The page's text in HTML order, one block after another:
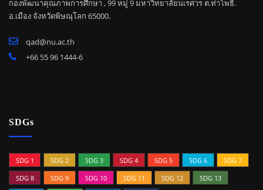
กองพัฒนาคุณภาพการศึกษา , 99 หมู่ 9 มหาวิทยาลัยนเรศวร ต.ท่าโพธิ์.
อ.เมือง จังหวัดพิษณุโลก 65000.
qad@nu.ac.th
+66 55 96 1444-6
SDGs
SDG 1 SDG 2 SDG 3 SDG 4 SDG 5 SDG 6
SDG 7
SDG 8
SDG 9 SDG 10 SDG 11 SDG 12
SDG 13